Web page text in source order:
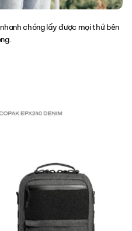
chóng lấy được mọi thứ bên